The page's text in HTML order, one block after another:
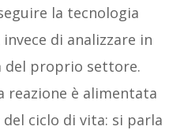
la tecnologia
di analizzare in
proprio settore.
reazione è alimentata
ciclo di vita: si parla